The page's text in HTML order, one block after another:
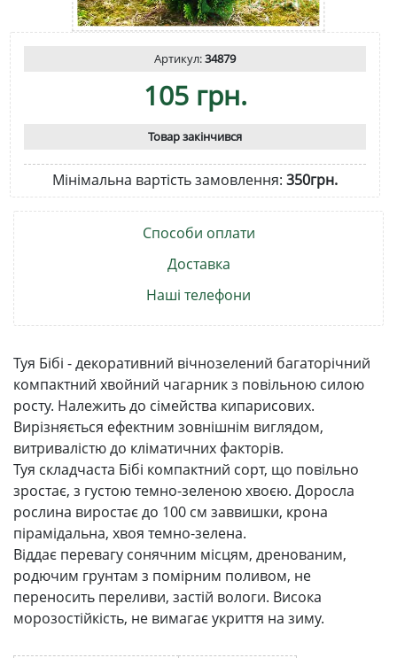
Артикул:34879
105 грн.
Товар закінчився
Мінімальна вартість замовлення: 350грн.
Способи оплати
Доставка
Наші телефони
Туя Бібі - декоративний вічнозелений багаторічний
компактний хвойний чагарник з повільною силою
росту. Належить до сімейства кипарисових.
Вирізняється ефектним зовнішнім виглядом,
витривалістю до кліматичних факторів.
Туя складчаста Бібі компактний сорт, що повільно
зростає, з густою темно-зеленою хвоєю. Доросла
рослина виростає до 100 см заввишки, крона
пірамідальна, хвоя темно-зелена.
Віддає перевагу сонячним місцям, дренованим,
родючим грунтам з помірним поливом, не
переносить переливи, застій вологи. Висока
морозостійкість, не вимагає укриття на зиму.